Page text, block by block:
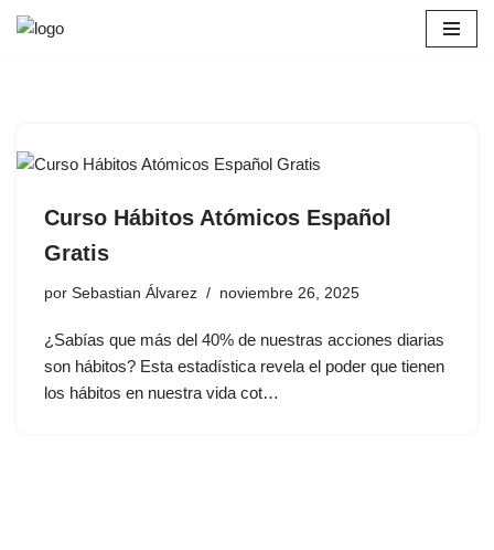
Curso Hábitos Atómicos Español
Gratis
por Sebastian Álvarez noviembre 26, 2025
¿Sabías que más del 40% de nuestras acciones diarias
son hábitos? Esta estadística revela el poder que tienen
los hábitos en nuestra vida cot…